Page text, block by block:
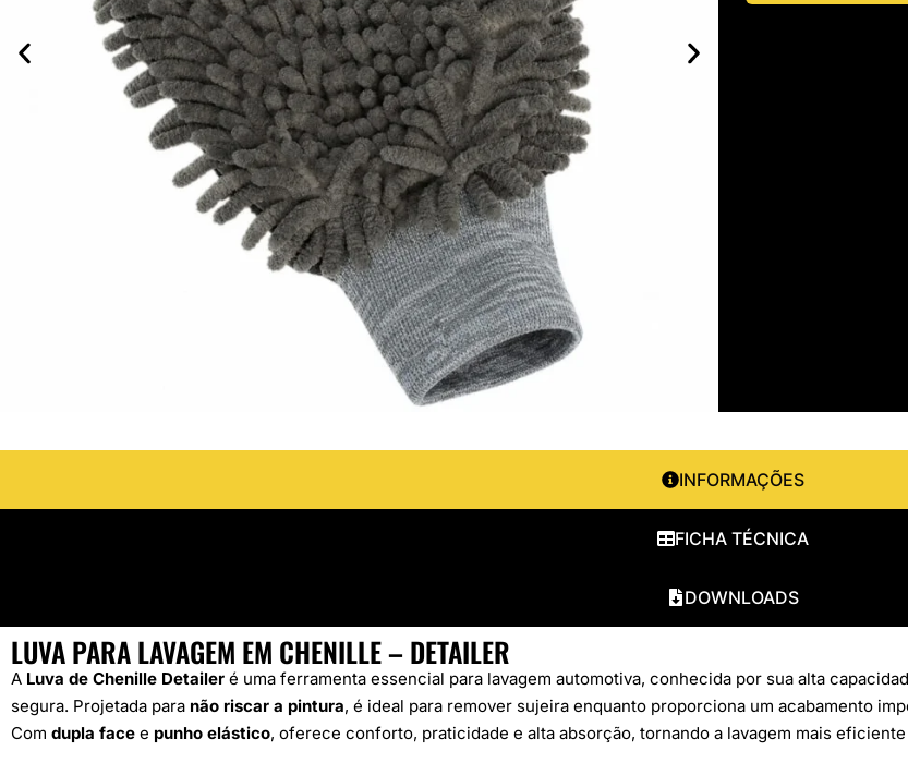
LUVAS
POLIMENTO AUTOMOTIVO
INFORMAÇÕES
FICHA TÉCNICA
DOWNLOADS
LUVA PARA LAVAGEM EM CHENILLE – DETAILER
A Luva de Chenille Detailer é uma ferramenta essencial para lavagem automotiva, conhecida por sua alta
segura. Projetada para não riscar a pintura, é ideal para remover sujeira enquanto proporciona um acabamento
Com dupla face e punho elástico, oferece conforto, praticidade e alta absorção, tornando a lavagem mais eficiente